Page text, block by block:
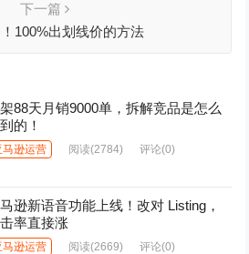
下一篇
100%出划线价的方法
88天月销9000单，拆解竞品是怎么
的！
马逊运营 阅读(2784) 评论(0)
逊新语音功能上线！改对 Listing，
率直接涨
马逊运营 阅读(2669) 评论(0)